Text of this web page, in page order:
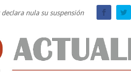
nula su suspensión